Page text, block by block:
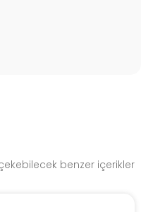
benzer içerikler